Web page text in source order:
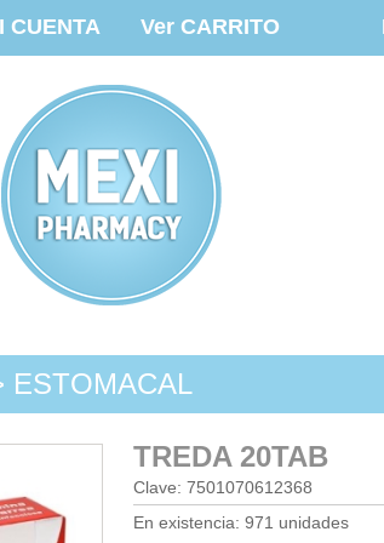
CUENTA Ver CARRITO
ESTOMACAL
TREDA 20TAB
Clave: 7501070612368
En existencia: 971 unidades